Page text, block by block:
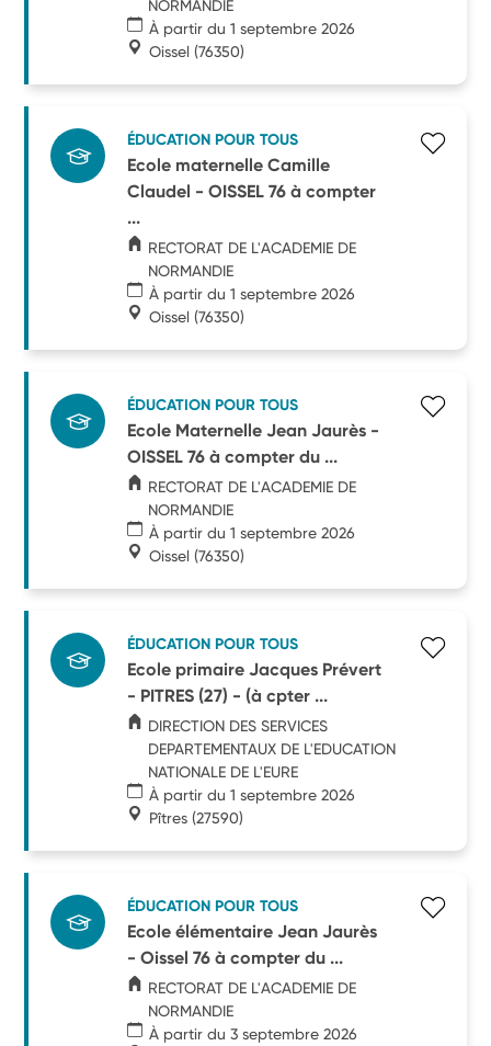
NORMANDIE
À partir du 1 septembre 2026
Oissel (76350)
ÉDUCATION POUR TOUS
Ecole maternelle Camille
Claudel - OISSEL 76 à compter
...
RECTORAT DE L'ACADEMIE DE
NORMANDIE
À partir du 1 septembre 2026
Oissel (76350)
ÉDUCATION POUR TOUS
Ecole Maternelle Jean Jaurès -
OISSEL 76 à compter du ...
RECTORAT DE L'ACADEMIE DE
NORMANDIE
À partir du 1 septembre 2026
Oissel (76350)
ÉDUCATION POUR TOUS
Ecole primaire Jacques Prévert
- PITRES (27) - (à cpter ...
DIRECTION DES SERVICES
DEPARTEMENTAUX DE L'EDUCATION
NATIONALE DE L'EURE
À partir du 1 septembre 2026
Pîtres (27590)
ÉDUCATION POUR TOUS
Ecole élémentaire Jean Jaurès
- Oissel 76 à compter du ...
RECTORAT DE L'ACADEMIE DE
NORMANDIE
À partir du 3 septembre 2026